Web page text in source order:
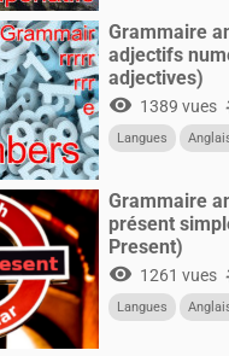
Grammaire
adjectifs
adjectives)
visibility 1389 vues
Langues
Grammaire
présent
Present)
visibility 1261 vues
Langues